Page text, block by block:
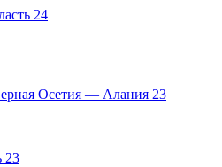
24
Осетия — Алания 23
23